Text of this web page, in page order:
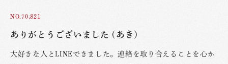
NO.70,821
ありがとうございました (あき)
大好きな人とLINEできました。連絡を取り合えることを心か